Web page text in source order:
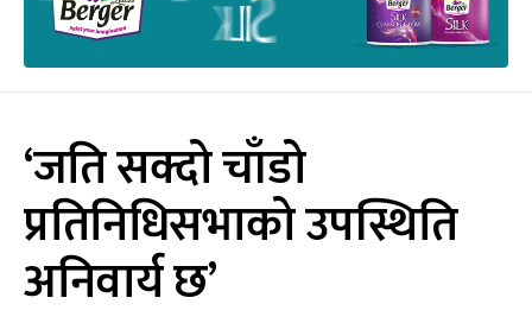
‘जति सक्दो चाँडो
प्रतिनिधिसभाको उपस्थिति
अनिवार्य छ’